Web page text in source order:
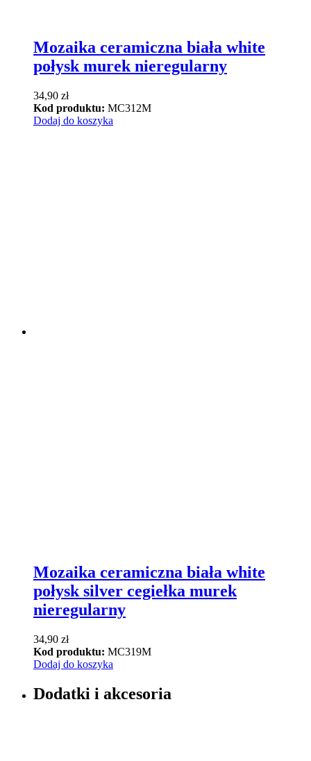
Mozaika ceramiczna biała white
połysk murek nieregularny
34,90 zł
Kod produktu: MC312M
Dodaj do koszyka
Mozaika ceramiczna biała white
połysk silver cegiełka murek
nieregularny
34,90 zł
Kod produktu: MC319M
Dodaj do koszyka
Dodatki i akcesoria